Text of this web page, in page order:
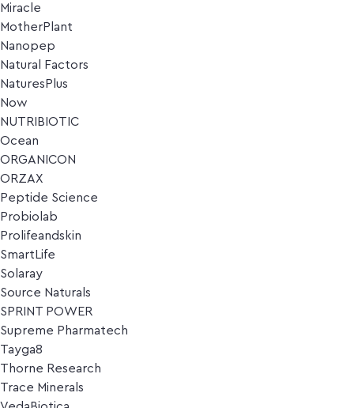
Miracle
MotherPlant
Nanopep
Natural Factors
NaturesPlus
Now
NUTRIBIOTIC
Ocean
ORGANICON
ORZAX
Peptide Science
Probiolab
Prolifeandskin
SmartLife
Solaray
Source Naturals
SPRINT POWER
Supreme Pharmatech
Tayga8
Thorne Research
Trace Minerals